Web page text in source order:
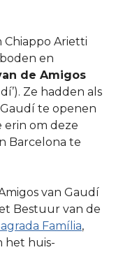
Chiappo Arietti
en
de Amigos
Ze hadden als
te openen
erin om deze
Barcelona te
van Gaudí
Bestuur van de
Família,
het huis-